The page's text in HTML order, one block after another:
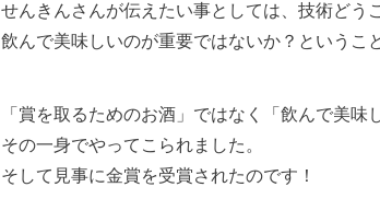
せんきんさんが伝えたい事としては、技術どう
飲んで美味しいのが重要ではないか？というこ
「賞を取るためのお酒」ではなく「飲んで美味
その一身でやってこられました。
そして見事に金賞を受賞されたのです！